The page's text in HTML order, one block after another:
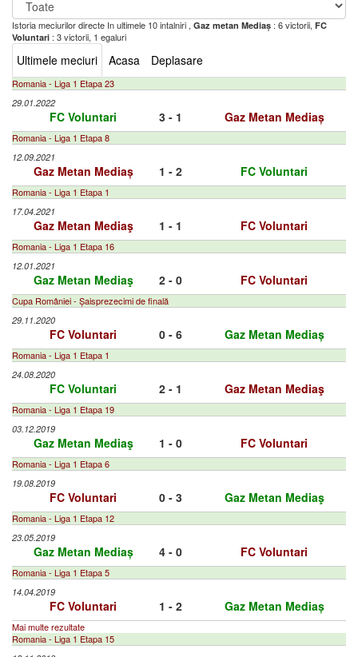
Istoria meciurilor directe In ultimele 10 intalniri , Gaz metan Mediaș : 6 victorii, FC
Voluntari : 3 victorii, 1 egaluri
Ultimele meciuri Acasa Deplasare
Romania - Liga 1 Etapa 23
29.01.2022
FC Voluntari 3 - 1 Gaz Metan Mediaș
Romania - Liga 1 Etapa 8
12.09.2021
Gaz Metan Mediaș 1 - 2 FC Voluntari
Romania - Liga 1 Etapa 1
17.04.2021
Gaz Metan Mediaş 1 - 1 FC Voluntari
Romania - Liga 1 Etapa 16
12.01.2021
Gaz Metan Mediaş 2 - 0 FC Voluntari
Cupa României - Șaisprezecimi de finală
29.11.2020
FC Voluntari 0 - 6 Gaz Metan Mediaș
Romania - Liga 1 Etapa 1
24.08.2020
FC Voluntari 2 - 1 Gaz Metan Mediaş
Romania - Liga 1 Etapa 19
03.12.2019
Gaz Metan Mediaş 1 - 0 FC Voluntari
Romania - Liga 1 Etapa 6
19.08.2019
FC Voluntari 0 - 3 Gaz Metan Mediaş
Romania - Liga 1 Etapa 12
23.05.2019
Gaz Metan Mediaș 4 - 0 FC Voluntari
Romania - Liga 1 Etapa 5
14.04.2019
FC Voluntari 1 - 2 Gaz Metan Mediaș
Mai multe rezultate
Romania - Liga 1 Etapa 15